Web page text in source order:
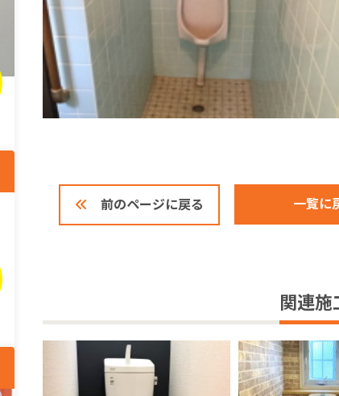
前のページに戻る 一覧に
関連施